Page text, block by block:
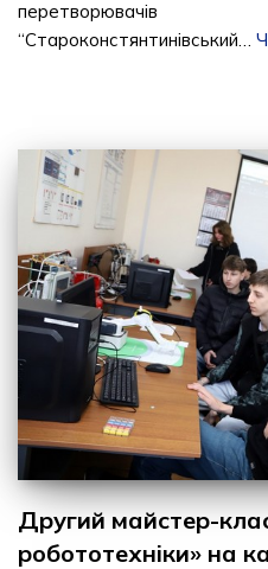
“Староконстянтинівський…
Другий майстер-
робототехніки» на